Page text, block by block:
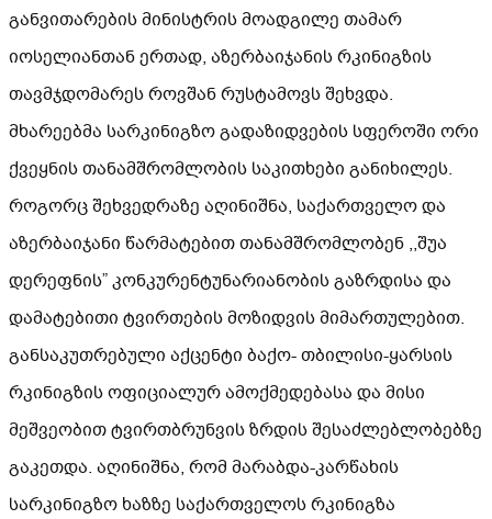
განვითარების მინისტრის მოადგილე თამარ
იოსელიანთან ერთად, აზერბაიჯანის რკინიგზის
თავმჯდომარეს როვშან რუსტამოვს შეხვდა.
მხარეებმა სარკინიგზო გადაზიდვების სფეროში ორი
ქვეყნის თანამშრომლობის საკითხები განიხილეს.
როგორც შეხვედრაზე აღინიშნა, საქართველო და
აზერბაიჯანი წარმატებით თანამშრომლობენ ,,შუა
დერეფნის” კონკურენტუნარიანობის გაზრდისა და
დამატებითი ტვირთების მოზიდვის მიმართულებით.
განსაკუთრებული აქცენტი ბაქო- თბილისი-ყარსის
რკინიგზის ოფიციალურ ამოქმედებასა და მისი
მეშვეობით ტვირთბრუნვის ზრდის შესაძლებლობებზე
გაკეთდა. აღინიშნა, რომ მარაბდა-კარწახის
სარკინიგზო ხაზზე საქართველოს რკინიგზა